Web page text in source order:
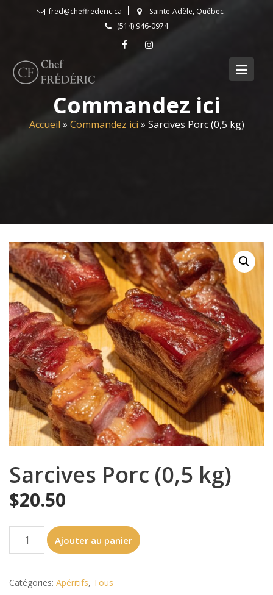
fred@cheffrederic.ca
Sainte-Adèle, Québec
(514) 946-0974
Commandez ici
Accueil » Commandez ici » Sarcives Porc (0,5 kg)
Sarcives Porc (0,5 kg)
$20.50
Sarcives
Porc
Ajouter au panier
Catégories: Apéritifs, Tous